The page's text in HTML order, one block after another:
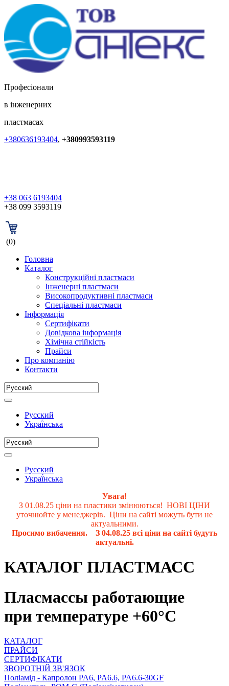
Професіонали
в інженерних
пластмасах
+380636193404, +380993593119
+38 063 6193404
+38 099 3593119
(0)
Головна
Каталог
Конструкційні пластмаси
Інженерні пластмаси
Високопродуктивні пластмаси
Спеціальні пластмаси
Інформація
Сертифікати
Довідкова інформація
Хімічна стійкість
Прайси
Про компанію
Контакти
Русский
Украї́нська
Русский
Украї́нська
Увага!
З 01.08.25 ціни на пластики змінюються! НОВІ ЦІНИ
уточнюйте у менеджерів. Ціни на сайті можуть бути не
актуальними.
Просимо вибачення. З 04.08.25 всі ціни на сайті будуть
актуальні.
КАТАЛОГ ПЛАСТМАСС
Пласмассы работающие
при температуре +60°С
КАТАЛОГ
ПРАЙСИ
СЕРТИФІКАТИ
ЗВОРОТНІЙ ЗВ'ЯЗОК
Поліамід - Капролон PA6, PA6.6, PA6.6-30GF